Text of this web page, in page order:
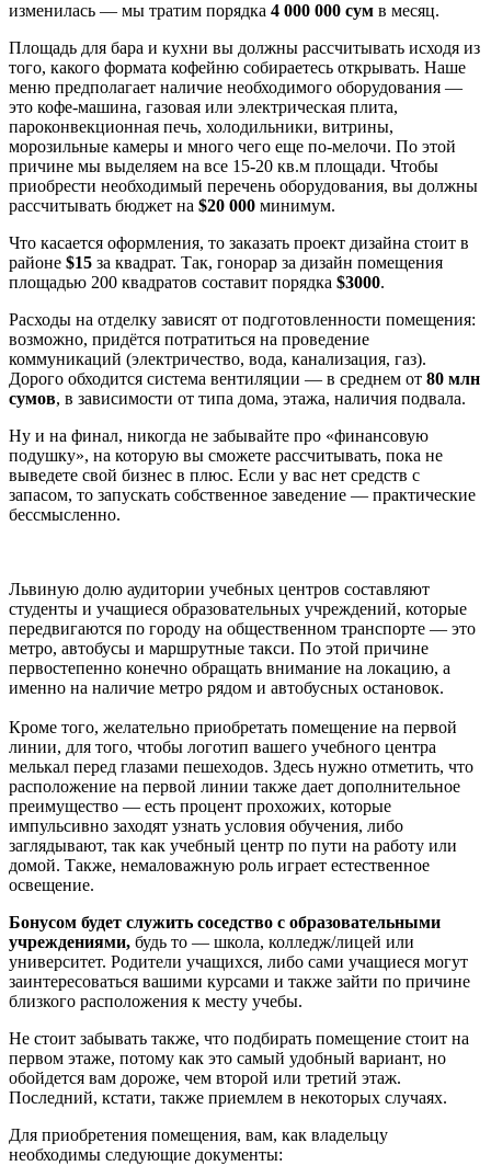
изменилась — мы тратим порядка 4 000 000 сум в месяц.
Площадь для бара и кухни вы должны рассчитывать исходя из
того, какого формата кофейню собираетесь открывать. Наше
меню предполагает наличие необходимого оборудования —
это кофе-машина, газовая или электрическая плита,
пароконвекционная печь, холодильники, витрины,
морозильные камеры и много чего еще по-мелочи. По этой
причине мы выделяем на все 15-20 кв.м площади. Чтобы
приобрести необходимый перечень оборудования, вы должны
рассчитывать бюджет на $20 000 минимум.
Что касается оформления, то заказать проект дизайна стоит в
районе $15 за квадрат. Так, гонорар за дизайн помещения
площадью 200 квадратов составит порядка $3000.
Расходы на отделку зависят от подготовленности помещения:
возможно, придётся потратиться на проведение
коммуникаций (электричество, вода, канализация, газ).
Дорого обходится система вентиляции — в среднем от 80 млн
сумов, в зависимости от типа дома, этажа, наличия подвала.
Ну и на финал, никогда не забывайте про «финансовую
подушку», на которую вы сможете рассчитывать, пока не
выведете свой бизнес в плюс. Если у вас нет средств с
запасом, то запускать собственное заведение — практические
бессмысленно.
Львиную долю аудитории учебных центров составляют
студенты и учащиеся образовательных учреждений, которые
передвигаются по городу на общественном транспорте — это
метро, автобусы и маршрутные такси. По этой причине
первостепенно конечно обращать внимание на локацию, а
именно на наличие метро рядом и автобусных остановок.
Кроме того, желательно приобретать помещение на первой
линии, для того, чтобы логотип вашего учебного центра
мелькал перед глазами пешеходов. Здесь нужно отметить, что
расположение на первой линии также дает дополнительное
преимущество — есть процент прохожих, которые
импульсивно заходят узнать условия обучения, либо
заглядывают, так как учебный центр по пути на работу или
домой. Также, немаловажную роль играет естественное
освещение.
Бонусом будет служить соседство с образовательными
учреждениями, будь то — школа, колледж/лицей или
университет. Родители учащихся, либо сами учащиеся могут
заинтересоваться вашими курсами и также зайти по причине
близкого расположения к месту учебы.
Не стоит забывать также, что подбирать помещение стоит на
первом этаже, потому как это самый удобный вариант, но
обойдется вам дороже, чем второй или третий этаж.
Последний, кстати, также приемлем в некоторых случаях.
Для приобретения помещения, вам, как владельцу
необходимы следующие документы: